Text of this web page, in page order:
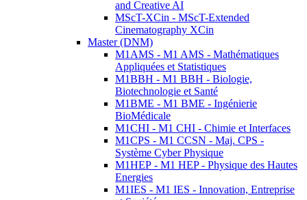
and Creative AI
MScT-XCin - MScT-Extended
Cinematography XCin
Master (DNM)
M1AMS - M1 AMS - Mathématiques
Appliquées et Statistiques
M1BBH - M1 BBH - Biologie,
Biotechnologie et Santé
M1BME - M1 BME - Ingénierie
BioMédicale
M1CHI - M1 CHI - Chimie et Interfaces
M1CPS - M1 CCSN - Maj. CPS -
Système Cyber Physique
M1HEP - M1 HEP - Physique des Hautes
Energies
M1IES - M1 IES - Innovation, Entreprise